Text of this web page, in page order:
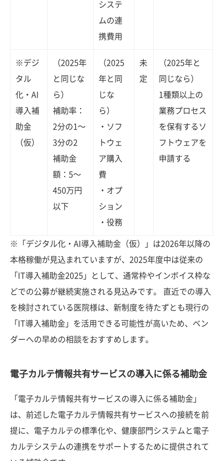
システ
ムの連
携費用
※デジ
タル
化・AI
導入補
助金
（仮）
（2025年
と同じな
ら）
補助率：
2分の1〜
3分の2
補助金
額：5〜
450万円
以下
（2025
年と同
じな
ら）
・ソフ
トウェ
ア購入
費
・オプ
ション
・役務
未
定
（2025年と
同じなら）
1種類以上の
業務プロセス
を保有するソ
フトウェアを
申請する
※「デジタル化・AI導入補助金（仮）」は2026年以降の
本格稼働が見込まれていますが、2025年度中は従来の
「IT導入補助金2025」として、通常枠やインボイス枠な
どでの公募が継続実施される見込みです。 直近での導入
を検討されている医院様は、新制度を待たずとも現行の
「IT導入補助金」を活用できる可能性が高いため、ベン
ダーへの早めの相談をおすすめします。
電子カルテ情報共有サービスの導入に係る補助金
「電子カルテ情報共有サービスの導入に係る補助金」
は、前述した電子カルテ情報共有サービスへの接続を前
提に、電子カルテの標準化や、健康部門システムと電子
カルテシステムの連携をサポートするために提供されて